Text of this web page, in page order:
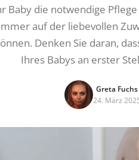
Baby die notwendige
auf der liebevollen
Denken Sie daran,
Ihres Babys an erster
Greta Fuchs
24. März